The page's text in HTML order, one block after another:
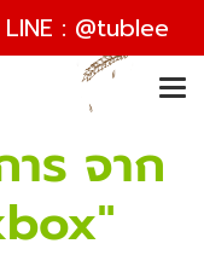
: @tublee
ร จาก